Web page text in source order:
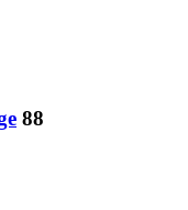
88